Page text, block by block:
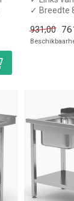
✓ Breedte
931,00